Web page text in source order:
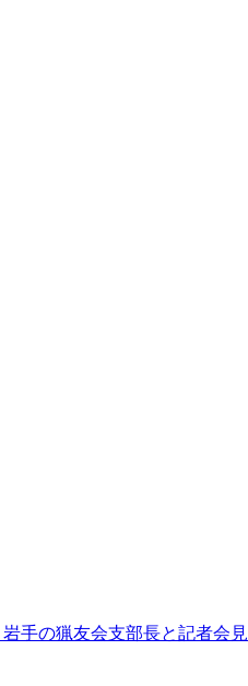
手の猟友会支部長と記者会見